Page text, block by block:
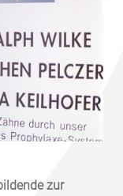
zur